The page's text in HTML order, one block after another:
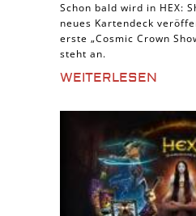
Schon bald wird in HEX:
neues Kartendeck
erste „Cosmic Crown
steht an.
WEITERLESEN